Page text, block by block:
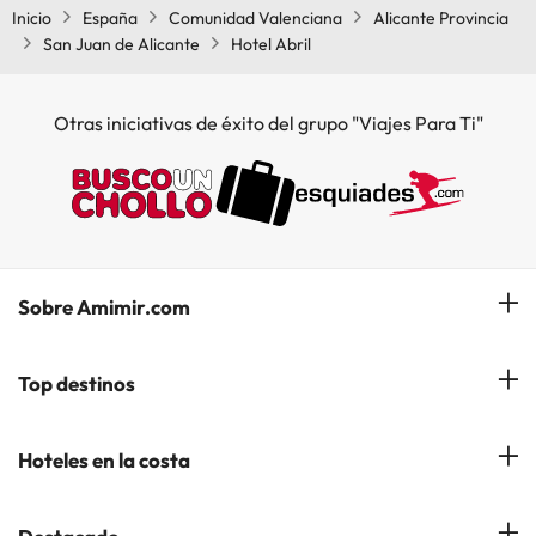
Inicio España Comunidad Valenciana
Alicante Provincia
San Juan de Alicante
Hotel Abril
Otras iniciativas de éxito del grupo "Viajes Para Ti"
Sobre Amimir.com
¿Quiénes somos?
Gestionar mi reserva
Top destinos
Hoteles en Salou
Hoteles en la costa
Hoteles en la Costa Azahar